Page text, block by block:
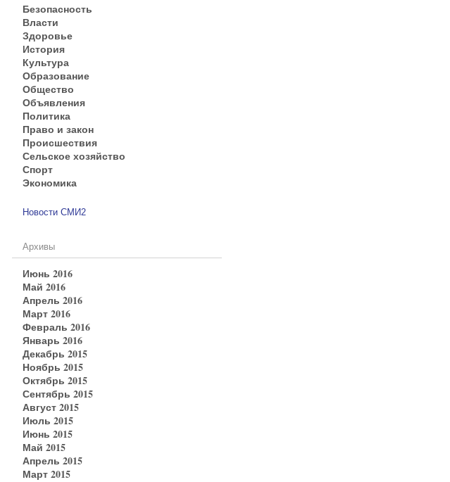
Безопасность
Власти
Здоровье
История
Культура
Образование
Общество
Объявления
Политика
Право и закон
Происшествия
Сельское хозяйство
Спорт
Экономика
Новости СМИ2
Архивы
Июнь 2016
Май 2016
Апрель 2016
Март 2016
Февраль 2016
Январь 2016
Декабрь 2015
Ноябрь 2015
Октябрь 2015
Сентябрь 2015
Август 2015
Июль 2015
Июнь 2015
Май 2015
Апрель 2015
Март 2015